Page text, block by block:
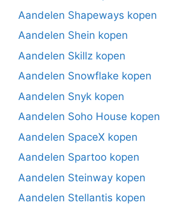
Aandelen Shapeways kopen
Aandelen Shein kopen
Aandelen Skillz kopen
Aandelen Snowflake kopen
Aandelen Snyk kopen
Aandelen Soho House kopen
Aandelen SpaceX kopen
Aandelen Spartoo kopen
Aandelen Steinway kopen
Aandelen Stellantis kopen